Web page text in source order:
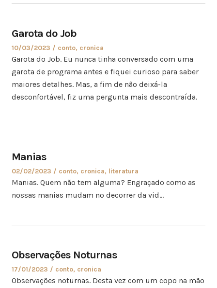
Garota do Job
10/03/2023 conto, cronica
Garota do Job. Eu nunca tinha conversado com uma
garota de programa antes e fiquei curioso para saber
maiores detalhes. Mas, a fim de não deixá-la
desconfortável, fiz uma pergunta mais descontraída.
Manias
02/02/2023 conto, cronica, literatura
Manias. Quem não tem alguma? Engraçado como as
nossas manias mudam no decorrer da vid…
Observações Noturnas
17/01/2023 conto, cronica
Observações noturnas. Desta vez com um copo na mão